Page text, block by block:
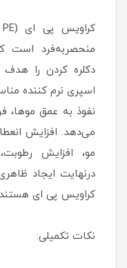
منحصربه‌فرد است
دکلره کردن را هدف
اسپری نرم کننده
نفوذ به عمق مو‌ها،
می‌دهد. افزایش
مو، افزایش
درنهایت ایجاد
کراویس پی ای
نکات تکمیلی: